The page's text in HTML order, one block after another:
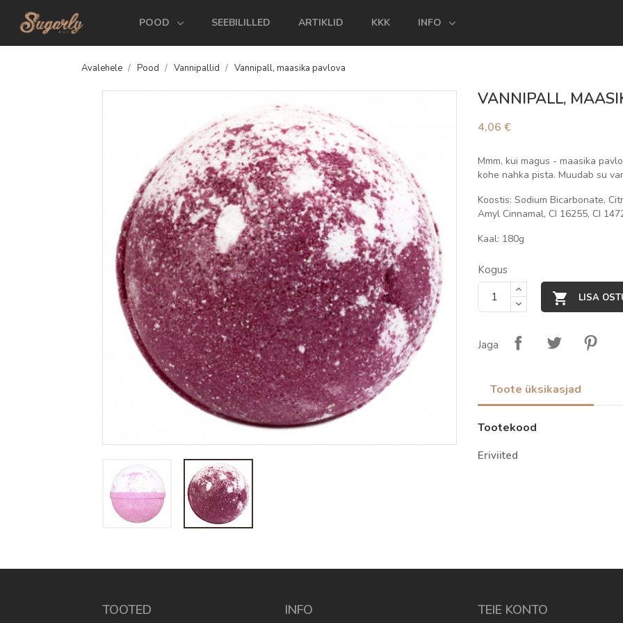
POOD SEEBILILLED ARTIKLID KKK INFO
Avalehele Pood Vannipallid Vannipall, maasika pavlova
VANNIPALL,
4,06 €
Mmm, kui magus - maasika
kohe nahka pista. Muudab su
Koostis: Sodium Bicarbonate,
Amyl Cinnamal, CI 16255, CI
Kaal: 180g
Kogus
 LISA
Jaga
Toote üksikasjad
Tootekood
Eriviited
TOOTED INFO TEIE KONTO